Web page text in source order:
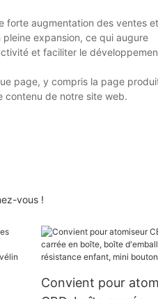
forte augmentation des ventes
expansion, ce qui augure
et faciliter le
page, y compris la page
contenu de notre site web.
vous !
Convient pour